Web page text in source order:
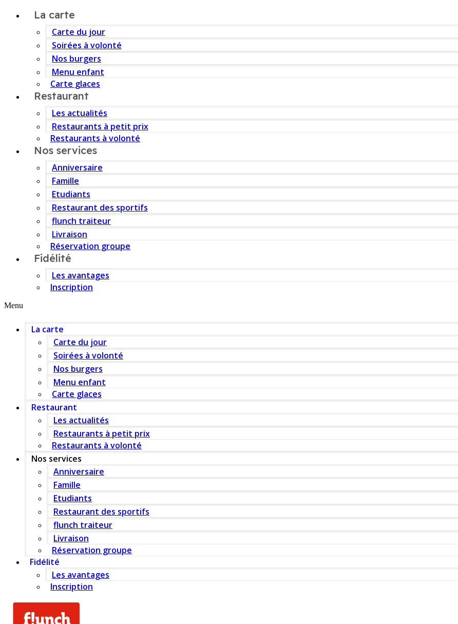
La carte
Carte du jour
Soirées à volonté
Nos burgers
Menu enfant
Carte glaces
Restaurant
Les actualités
Restaurants à petit prix
Restaurants à volonté
Nos services
Anniversaire
Famille
Etudiants
Restaurant des sportifs
flunch traiteur
Livraison
Réservation groupe
Fidélité
Les avantages
Inscription
Menu
La carte
Carte du jour
Soirées à volonté
Nos burgers
Menu enfant
Carte glaces
Restaurant
Les actualités
Restaurants à petit prix
Restaurants à volonté
Nos services
Anniversaire
Famille
Etudiants
Restaurant des sportifs
flunch traiteur
Livraison
Réservation groupe
Fidélité
Les avantages
Inscription